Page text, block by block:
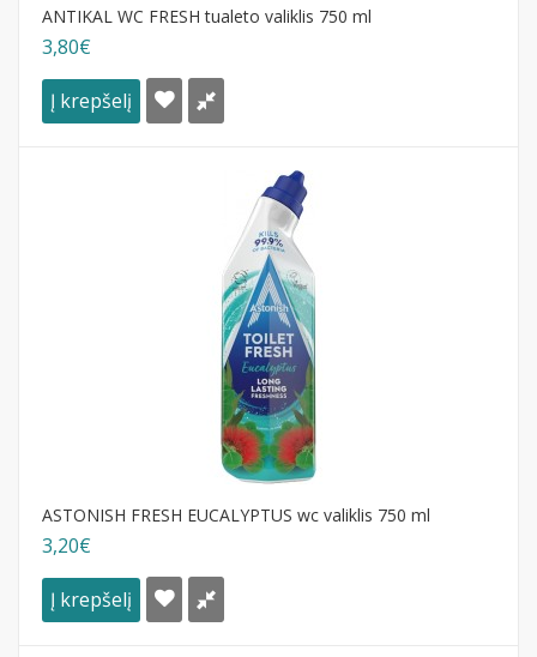
ANTIKAL WC FRESH tualeto valiklis 750 ml
3,80€
Į krepšelį
ASTONISH FRESH EUCALYPTUS wc valiklis 750 ml
3,20€
Į krepšelį